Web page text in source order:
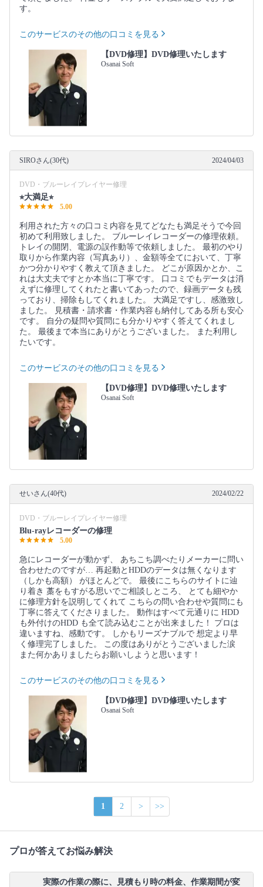
す。
このサービスのその他の口コミを見る
【DVD修理】DVD修理いたします
Osanai Soft
SIROさん(30代) 2024/04/03
DVD・ブルーレイプレイヤー修理
⭐︎大満足⭐︎
5.00
利用された方々の口コミ内容を見てどなたも満足そうで今回
初めて利用致しました。 ブルーレイレコーダーの修理依頼。
トレイの開閉、電源の誤作動等で依頼しました。 最初のやり
取りから作業内容（写真あり）、金額等全てにおいて、丁寧
かつ分かりやすく教えて頂きました。 どこが原因かとか、こ
れは大丈夫ですとか本当に丁寧です。 口コミでもデータは消
えずに修理してくれたと書いてあったので、録画データも残
っており、掃除もしてくれました。 大満足ですし、感激致し
ました。 見積書・請求書・作業内容も納付してある所も安心
です。 自分の疑問や質問にも分かりやすく答えてくれまし
た。 最後まで本当にありがとうございました。 また利用し
たいです。
このサービスのその他の口コミを見る
【DVD修理】DVD修理いたします
Osanai Soft
せいさん(40代) 2024/02/22
DVD・ブルーレイプレイヤー修理
Blu-rayレコーダーの修理
5.00
急にレコーダーが動かず、 あちこち調べたりメーカーに問い
合わせたのですが… 再起動とHDDのデータは無くなります
（しかも高額） がほとんどで。 最後にこちらのサイトに辿
り着き 藁をもすがる思いでご相談しところ、 とても細やか
に修理方針を説明してくれて こちらの問い合わせや質問にも
丁寧に答えてくださりました。 動作はすべて元通りに HDD
も外付けのHDD も全て読み込むことが出来ました！ プロは
違いますね、感動です。 しかもリーズナブルで 想定より早
く修理完了しました。 この度はありがとうございました涙
また何かありましたらお願いしようと思います！
このサービスのその他の口コミを見る
【DVD修理】DVD修理いたします
Osanai Soft
1 2 > >>
プロが答えてお悩み解決
実際の作業の際に、見積もり時の料金、作業期間が変